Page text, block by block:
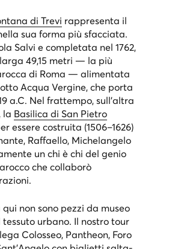
di Trevi rappresenta il
sua forma più sfacciata.
Salvi e completata nel 1762,
49,15 metri — la più
di Roma — alimentata
Acqua Vergine, che porta
a.C. Nel frattempo, sull’altra
la Basilica di San Pietro
essere costruita (1506–1626)
Raffaello, Michelangelo
un chi è chi del genio
che collaborò
non sono pezzi da museo
urbano. Il nostro tour
Colosseo, Pantheon, Foro